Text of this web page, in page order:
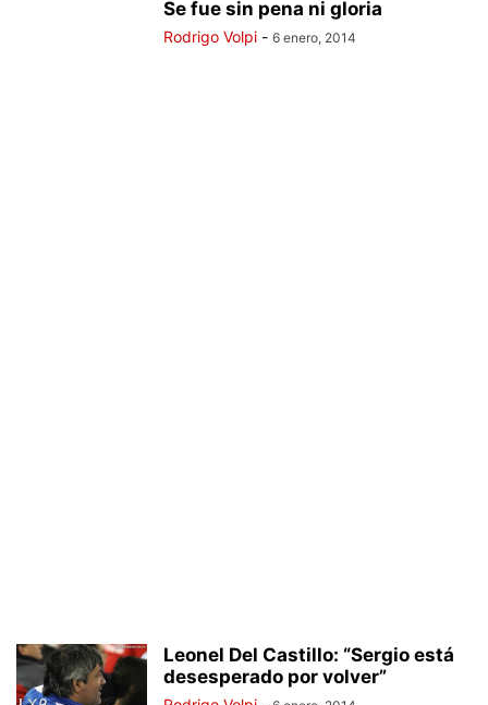
Se fue sin pena ni gloria
Rodrigo Volpi - 6 enero, 2014
Leonel Del Castillo: “Sergio está
desesperado por volver”